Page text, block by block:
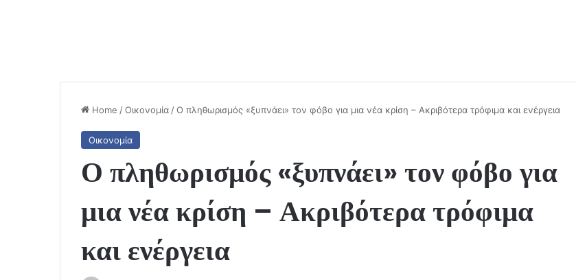
Home /Οικονομία /Ο πληθωρισμός «ξυπνάει» τον φόβο για μια νέα κρίση – Ακριβότερα τρόφιμα και ενέργεια
Οικονομία
Ο πληθωρισμός «ξυπνάει» τον φόβο για
μια νέα κρίση – Ακριβότερα τρόφιμα
και ενέργεια